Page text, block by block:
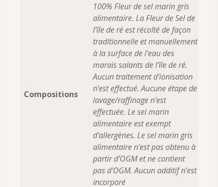
Compositions
100% Fleur de sel marin gris
alimentaire. La Fleur de Sel de
l'île de ré est récolté de façon
traditionnelle et manuellement
à la surface de l'eau des
marais salants de l'île de ré.
Aucun traitement d'ionisation
n'est effectué. Aucune étape de
lavage/raffinage n'est
effectuée. Le sel marin
alimentaire est exempt
d'allergènes. Le sel marin gris
alimentaire n'est pas obtenu à
partir d'OGM et ne contient
pas d'OGM. Aucun additif n'est
incorporé